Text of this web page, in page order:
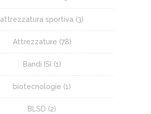
attrezzatura sportiva (3)
Attrezzature (78)
Bandi ISI (1)
biotecnologie (1)
BLSD (2)